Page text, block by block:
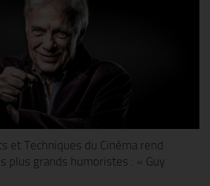
et Techniques du Cinéma rend
plus grands humoristes : « Guy